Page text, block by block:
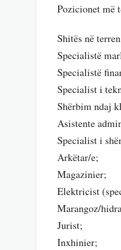
Pozicionet më
Shitës në
Specialistë
Specialistë
Specialist i
Shërbim ndaj
Asistente
Specialist i
Arkëtar/e;
Magazinier;
Elektricist
Marangoz/
Jurist;
Inxhinier;